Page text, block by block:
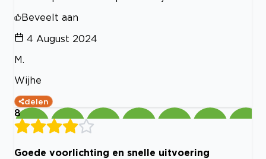
Beveelt aan
4 August 2024
M.
Wijhe
delen
8
Goede voorlichting en snelle uitvoering